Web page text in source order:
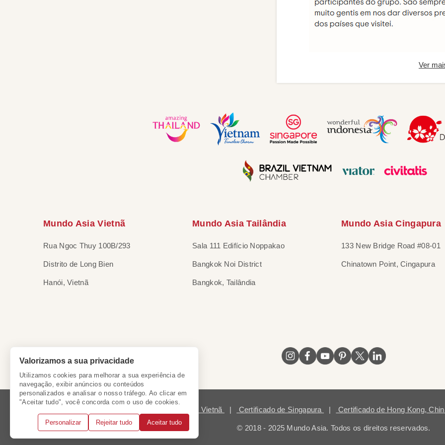
Ver
Mundo Asia Vietnã
Rua Ngoc Thuy 100B/293
Distrito de Long Bien
Hanói, Vietnã
Mundo Asia Tailândia
Sala 111 Edifício Noppakao
Bangkok Noi District
Bangkok, Tailândia
Mundo Asia Cingapura
133 New Bridge Road #08-01
Chinatown Point, Cingapura
Licença do Vietnã | Certificado de Singapura | Certificado de Hong Kong,
© 2018 - 2025 Mundo Asia. Todos os direitos reservados.
Valorizamos a sua privacidade
Utilizamos cookies para melhorar a sua experiência de
navegação, exibir anúncios ou conteúdos
personalizados e analisar o nosso tráfego. Ao clicar em
"Aceitar tudo", você concorda com o uso de cookies.
Personalizar Rejeitar tudo Aceitar tudo